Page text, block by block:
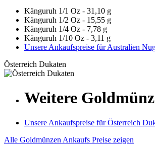
Känguruh 1/1 Oz - 31,10 g
Känguruh 1/2 Oz - 15,55 g
Känguruh 1/4 Oz - 7,78 g
Känguruh 1/10 Oz - 3,11 g
Unsere Ankaufspreise für Australien
Österreich Dukaten
Weitere
Unsere Ankaufspreise für Österreich
Alle Goldmünzen Ankaufs Preise zeigen